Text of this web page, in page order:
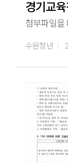
경기교
첨부파일을
수원청년